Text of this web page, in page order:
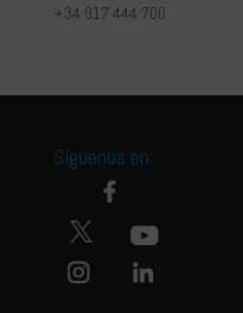
+34 917 444 700